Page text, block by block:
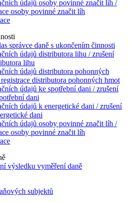
údajů osoby povinné značit líh /
osoby povinné značit líh
správce daně s ukončením činnosti
údajů distributora lihu / zrušení
lihu
údajů distributora pohonných
distributora pohonných hmot
údajů ke spotřební dani / zrušení
dani
údajů k energetické dani / zrušení
dani
údajů osoby povinné značit líh /
osoby povinné značit líh
výsledku vyměření daně
subjektů